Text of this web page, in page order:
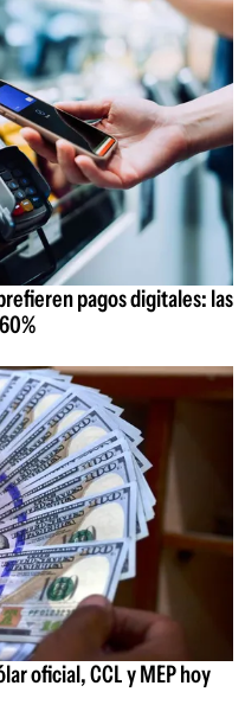
pagos digitales: las
oficial, CCL y MEP hoy